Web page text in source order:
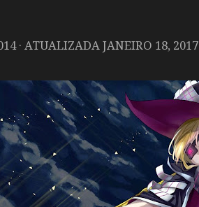
· ATUALIZADAJANEIRO 18, 2017